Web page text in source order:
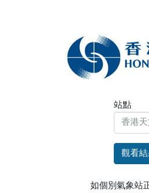
站點
如個別氣象站